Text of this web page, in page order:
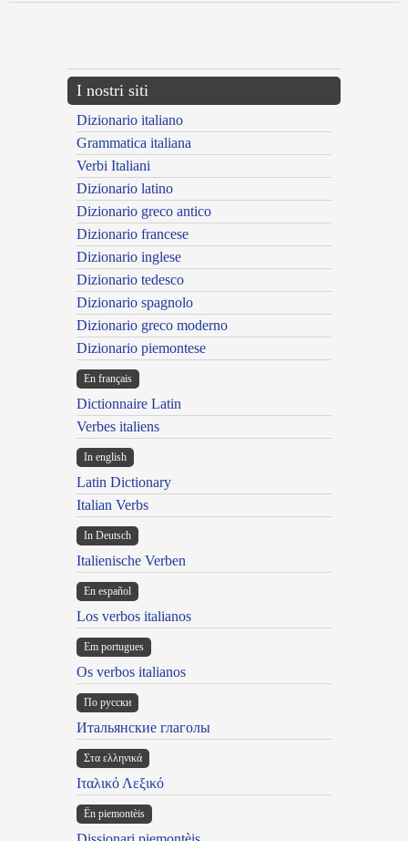
I nostri siti
Dizionario italiano
Grammatica italiana
Verbi Italiani
Dizionario latino
Dizionario greco antico
Dizionario francese
Dizionario inglese
Dizionario tedesco
Dizionario spagnolo
Dizionario greco moderno
Dizionario piemontese
En français
Dictionnaire Latin
Verbes italiens
In english
Latin Dictionary
Italian Verbs
In Deutsch
Italienische Verben
En español
Los verbos italianos
Em portugues
Os verbos italianos
По русски
Итальянские глаголы
Στα ελληνικά
Ιταλικό Λεξικό
Ën piemontèis